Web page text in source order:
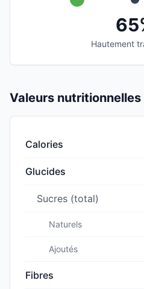
Hautement
Valeurs
Calories
Glucides
Sucres (total)
Naturels
Ajoutés
Fibres